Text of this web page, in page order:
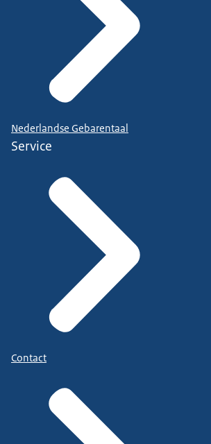
Nederlandse Gebarentaal
Service
Contact